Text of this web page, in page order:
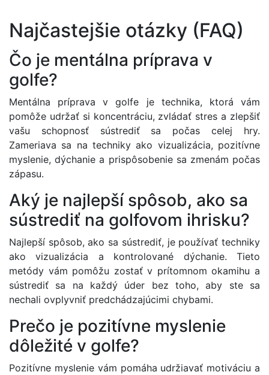
Najčastejšie otázky (FAQ)
Čo je mentálna príprava v
golfe?
Mentálna príprava v golfe je technika, ktorá vám
pomôže udržať si koncentráciu, zvládať stres a zlepšiť
vašu schopnosť sústrediť sa počas celej hry.
Zameriava sa na techniky ako vizualizácia, pozitívne
myslenie, dýchanie a prispôsobenie sa zmenám počas
zápasu.
Aký je najlepší spôsob, ako sa
sústrediť na golfovom ihrisku?
Najlepší spôsob, ako sa sústrediť, je používať techniky
ako vizualizácia a kontrolované dýchanie. Tieto
metódy vám pomôžu zostať v prítomnom okamihu a
sústrediť sa na každý úder bez toho, aby ste sa
nechali ovplyvniť predchádzajúcimi chybami.
Prečo je pozitívne myslenie
dôležité v golfe?
Pozitívne myslenie vám pomáha udržiavať motiváciu a